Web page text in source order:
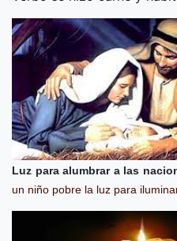
Luz para alumbrar a las
un niño pobre la luz para